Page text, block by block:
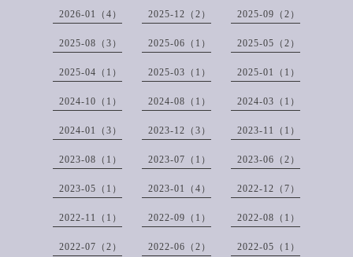
2026-01（4） 2025-12（2） 2025-09（2）
2025-08（3） 2025-06（1） 2025-05（2）
2025-04（1） 2025-03（1） 2025-01（1）
2024-10（1） 2024-08（1） 2024-03（1）
2024-01（3） 2023-12（3） 2023-11（1）
2023-08（1） 2023-07（1） 2023-06（2）
2023-05（1） 2023-01（4） 2022-12（7）
2022-11（1） 2022-09（1） 2022-08（1）
2022-07（2） 2022-06（2） 2022-05（1）